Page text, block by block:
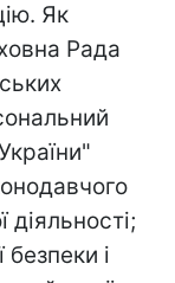
Як
Рада
безпеки і